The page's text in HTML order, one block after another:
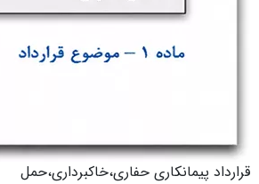
قرارداد پیمانکاری حفاری،خاکبرداری،حمل